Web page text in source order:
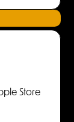
Store